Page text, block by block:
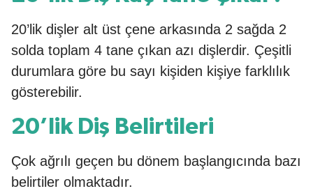
20’lik dişler alt üst çene arkasında 2 sağda 2
solda toplam 4 tane çıkan azı dişlerdir. Çeşitli
durumlara göre bu sayı kişiden kişiye farklılık
gösterebilir.
20’lik Diş Belirtileri
Çok ağrılı geçen bu dönem başlangıcında bazı
belirtiler olmaktadır.